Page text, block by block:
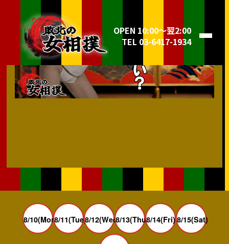
OPEN 10:00～翌2:00
TEL 03-6417-1934
8/10(Mon)8/11(Tue)8/12(Wed)8/13(Thu)8/14(Fri) 8/15(Sat)